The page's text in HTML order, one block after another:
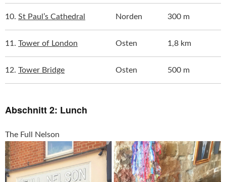
10. St Paul’s Cathedral Norden 300 m
11. Tower of London Osten 1,8 km
12. Tower Bridge Osten 500 m
Abschnitt 2: Lunch
The Full Nelson